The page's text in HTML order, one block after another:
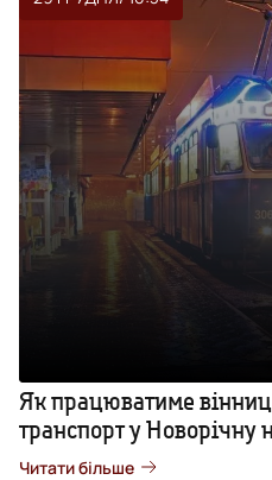
Як працюватиме
транспорт у
Читати більше